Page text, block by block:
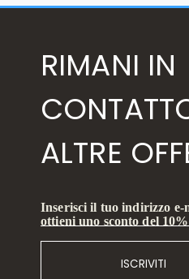
RIMANI IN
ALTRE
Inserisci il tuo indirizzo e-
ottieni uno sconto del 10%
ISCRIVITI